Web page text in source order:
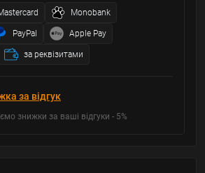
Monobank
PayPal Apple Pay
за реквізитами
за відгук
знижки за ваші відгуки - 5%